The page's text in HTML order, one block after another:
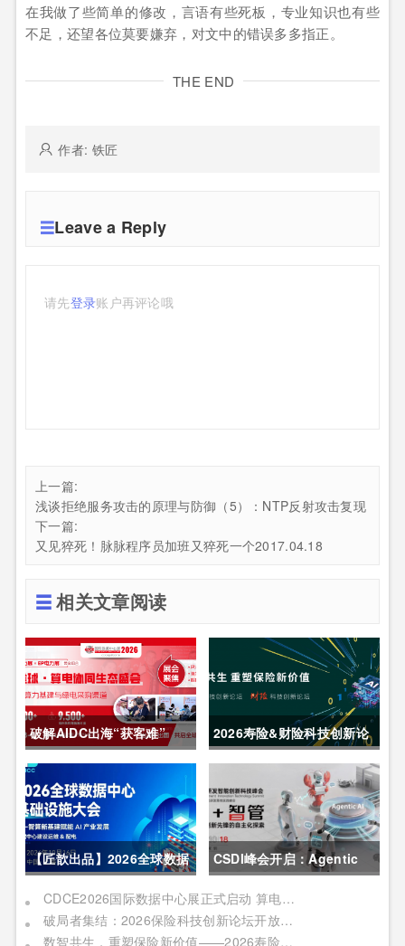
在我做了些简单的修改，言语有些死板，专业知识也有些
不足，还望各位莫要嫌弃，对文中的错误多多指正。
THE END
作者: 铁匠
Leave a Reply
请先登录账户再评论哦
上一篇:
浅谈拒绝服务攻击的原理与防御（5）：NTP反射攻击复现
下一篇:
又见猝死！脉脉程序员加班又猝死一个2017.04.18
相关文章阅读
破解AIDC出海“获客难”
CDCE2026数据中心展
以“算电协同”重构全球算力
供应链
2026寿险&财险科技创新论
坛圆满举办
【匠歆出品】2026全球数据
中心基础设施大会首发｜院
士领衔，100+头部企业已确
CSDI峰会开启：Agentic
AI 落地应用的黄金期，智能
系统重塑生产力
CDCE2026国际数据中心展正式启动 算电协同驱动产业升级 搭建全球合作平台
破局者集结：2026保险科技创新论坛开放“数智共生”最佳实践案例征集
数智共生，重塑保险新价值——2026寿险&财险科技创新论坛即将启幕